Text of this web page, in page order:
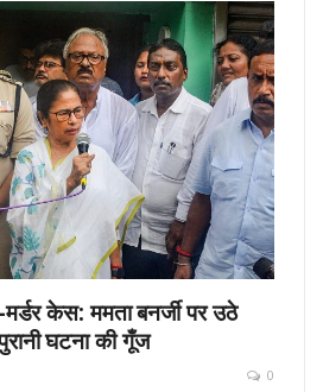
केस: ममता बनर्जी पर उठे
घटना की गूँज
0